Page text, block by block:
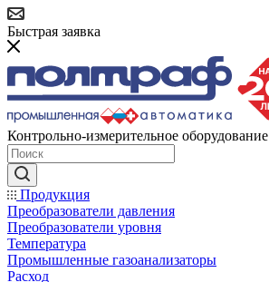
Быстрая заявка
Контрольно-измерительное оборудование
Продукция
Преобразователи давления
Преобразователи уровня
Температура
Промышленные газоанализаторы
Расход